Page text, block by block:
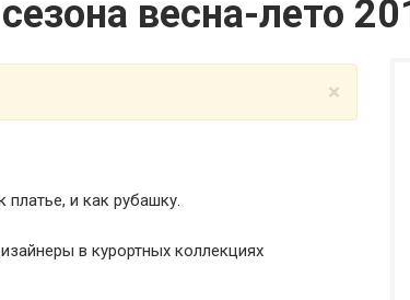
весна-лето
×
и как рубашку.
в курортных коллекциях